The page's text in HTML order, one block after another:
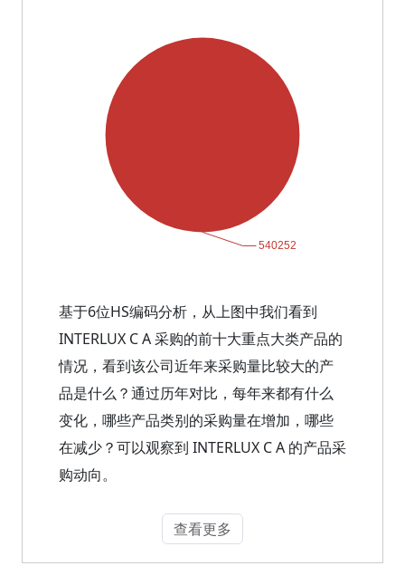
基于6位HS编码分析，从上图中我们看到
INTERLUX C A 采购的前十大重点大类产品的
情况，看到该公司近年来采购量比较大的产
品是什么？通过历年对比，每年来都有什么
变化，哪些产品类别的采购量在增加，哪些
在减少？可以观察到 INTERLUX C A 的产品采
购动向。
查看更多